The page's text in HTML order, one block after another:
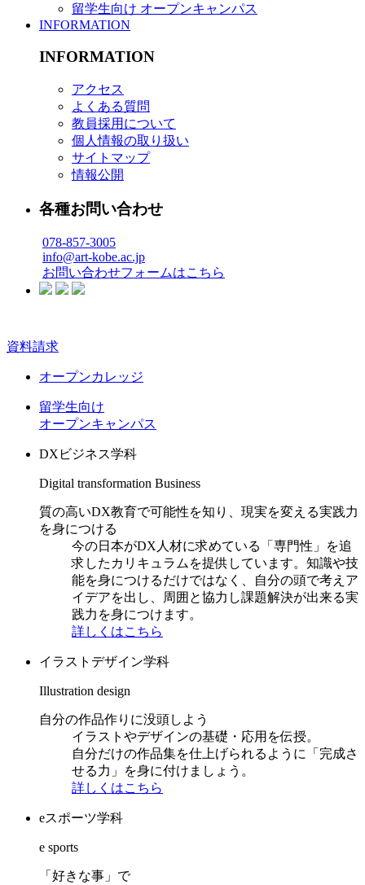
留学生向け オープンキャンパス
INFORMATION
INFORMATION
アクセス
よくある質問
教員採用について
個人情報の取り扱い
サイトマップ
情報公開
各種お問い合わせ
078-857-3005
info@art-kobe.ac.jp
お問い合わせフォームはこちら
資料請求
オープンカレッジ
留学生向け
オープンキャンパス
DXビジネス学科
Digital transformation Business
質の高いDX教育で可能性を知り、現実を変える実践力
を身につける
今の日本がDX人材に求めている「専門性」を追
求したカリキュラムを提供しています。知識や技
能を身につけるだけではなく、自分の頭で考えア
イデアを出し、周囲と協力し課題解決が出来る実
践力を身につけます。
詳しくはこちら
イラストデザイン学科
Illustration design
自分の作品作りに没頭しよう
イラストやデザインの基礎・応用を伝授。
自分だけの作品集を仕上げられるように「完成さ
せる力」を身に付けましょう。
詳しくはこちら
eスポーツ学科
e sports
「好きな事」で